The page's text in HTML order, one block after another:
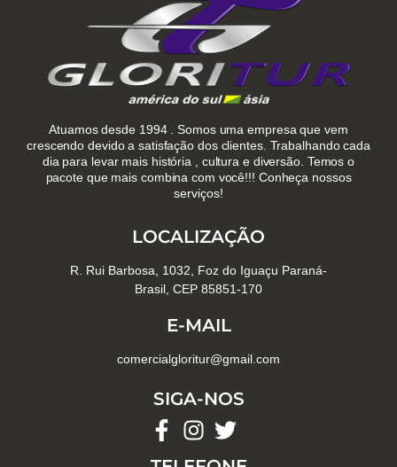
Atuamos desde 1994 . Somos uma empresa que vem
crescendo devido a satisfação dos clientes. Trabalhando cada
dia para levar mais história , cultura e diversão. Temos o
pacote que mais combina com você!!! Conheça nossos
serviços!
LOCALIZAÇÃO
R. Rui Barbosa, 1032, Foz do Iguaçu Paraná-
Brasil, CEP 85851-170
E-MAIL
comercialgloritur@gmail.com
SIGA-NOS